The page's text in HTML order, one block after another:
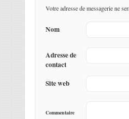
Votre adresse de messagerie ne
Nom
Adresse de
contact
Site web
Commentaire